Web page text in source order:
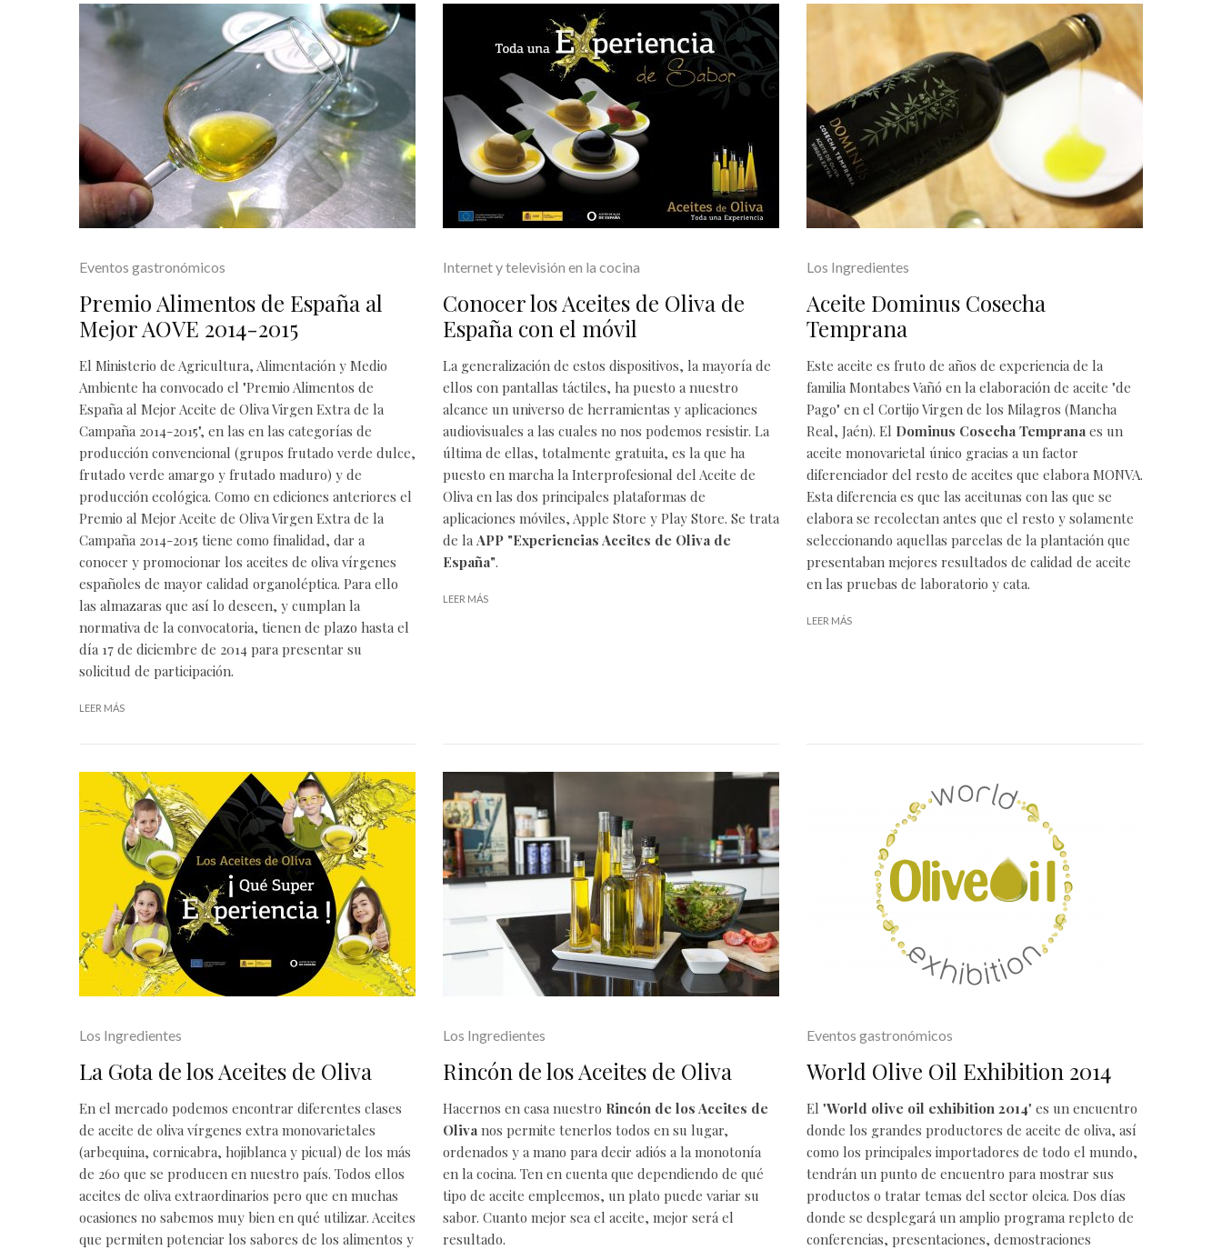
Eventos gastronómicos
Premio Alimentos de España al
Mejor AOVE 2014-2015
El Ministerio de Agricultura, Alimentación y Medio
Ambiente ha convocado el "Premio Alimentos de
España al Mejor Aceite de Oliva Virgen Extra de la
Campaña 2014-2015", en las en las categorías de
producción convencional (grupos frutado verde dulce,
frutado verde amargo y frutado maduro) y de
producción ecológica. Como en ediciones anteriores el
Premio al Mejor Aceite de Oliva Virgen Extra de la
Campaña 2014-2015 tiene como finalidad, dar a
conocer y promocionar los aceites de oliva vírgenes
españoles de mayor calidad organoléptica. Para ello
las almazaras que así lo deseen, y cumplan la
normativa de la convocatoria, tienen de plazo hasta el
día 17 de diciembre de 2014 para presentar su
solicitud de participación.
LEER MÁS
Internet y televisión en la cocina
Conocer los Aceites de Oliva de
España con el móvil
La generalización de estos dispositivos, la mayoría de
ellos con pantallas táctiles, ha puesto a nuestro
alcance un universo de herramientas y aplicaciones
audiovisuales a las cuales no nos podemos resistir. La
última de ellas, totalmente gratuita, es la que ha
puesto en marcha la Interprofesional del Aceite de
Oliva en las dos principales plataformas de
aplicaciones móviles, Apple Store y Play Store. Se trata
de la APP "Experiencias Aceites de Oliva de
España".
LEER MÁS
Los Ingredientes
Aceite Dominus Cosecha
Temprana
Este aceite es fruto de años de experiencia de la
familia Montabes Vañó en la elaboración de aceite "de
Pago" en el Cortijo Virgen de los Milagros (Mancha
Real, Jaén). El Dominus Cosecha Temprana es un
aceite monovarietal único gracias a un factor
diferenciador del resto de aceites que elabora MONVA.
Esta diferencia es que las aceitunas con las que se
elabora se recolectan antes que el resto y solamente
seleccionando aquellas parcelas de la plantación que
presentaban mejores resultados de calidad de aceite
en las pruebas de laboratorio y cata.
LEER MÁS
Los Ingredientes
La Gota de los Aceites de Oliva
En el mercado podemos encontrar diferentes clases
de aceite de oliva vírgenes extra monovarietales
(arbequina, cornicabra, hojiblanca y picual) de los más
de 260 que se producen en nuestro país. Todos ellos
aceites de oliva extraordinarios pero que en muchas
ocasiones no sabemos muy bien en qué utilizar. Aceites
que permiten potenciar los sabores de los alimentos y
Los Ingredientes
Rincón de los Aceites de Oliva
Hacernos en casa nuestro Rincón de los Aceites de
Oliva nos permite tenerlos todos en su lugar,
ordenados y a mano para decir adiós a la monotonía
en la cocina. Ten en cuenta que dependiendo de qué
tipo de aceite empleemos, un plato puede variar su
sabor. Cuanto mejor sea el aceite, mejor será el
resultado.
Eventos gastronómicos
World Olive Oil Exhibition 2014
El "World olive oil exhibition 2014" es un encuentro
donde los grandes productores de aceite de oliva, así
como los principales importadores de todo el mundo,
tendrán un punto de encuentro para mostrar sus
productos o tratar temas del sector oleica. Dos días
donde se desplegará un amplio programa repleto de
conferencias, presentaciones, demostraciones